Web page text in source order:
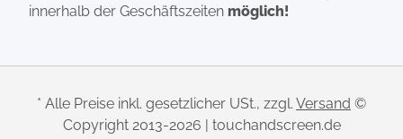
innerhalb der Geschäftszeiten möglich!
* Alle Preise inkl. gesetzlicher USt., zzgl. Versand ©
Copyright 2013-2026 | touchandscreen.de